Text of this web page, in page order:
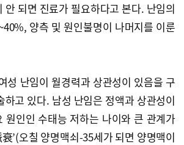
되면 진료가 필요하다고 본다. 난임의
양측 및 원인불명이 나머지를 이룬
성 난임이 월경력과 상관성이 있음을 구
고 있다. 남성 난임은 정액과 상관성이
인인 수태능 저하는 나이와 큰 관계가
’(오칠 양명맥쇠-35세가 되면 양명맥이